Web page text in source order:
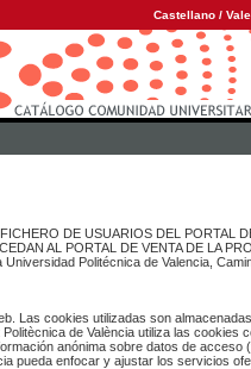
Castellano /
DE USUARIOS DEL PORTAL
AL PORTAL DE VENTA DE LA
Politécnica de Valencia,
Las cookies utilizadas son
de València utiliza las cookies
anónima sobre datos de
pueda enfocar y ajustar los servicios